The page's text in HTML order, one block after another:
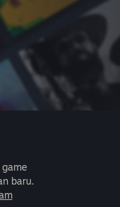
baru.